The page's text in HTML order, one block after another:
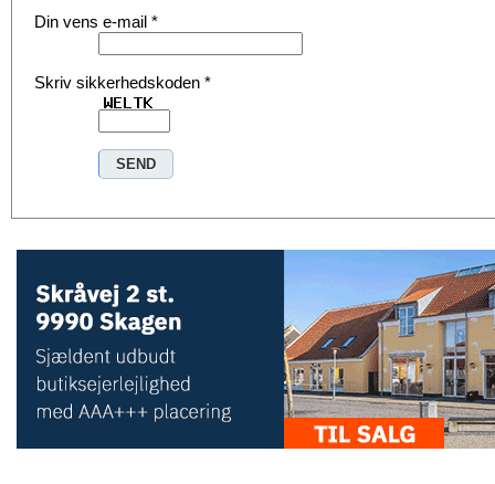
Din vens e-mail *
Skriv sikkerhedskoden *